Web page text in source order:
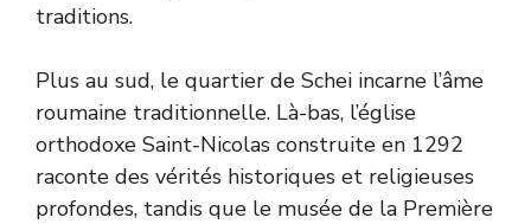
traditions.
Plus au sud, le quartier de Schei incarne l’âme
roumaine traditionnelle. Là-bas, l’église
orthodoxe Saint-Nicolas construite en 1292
raconte des vérités historiques et religieuses
profondes, tandis que le musée de la Première